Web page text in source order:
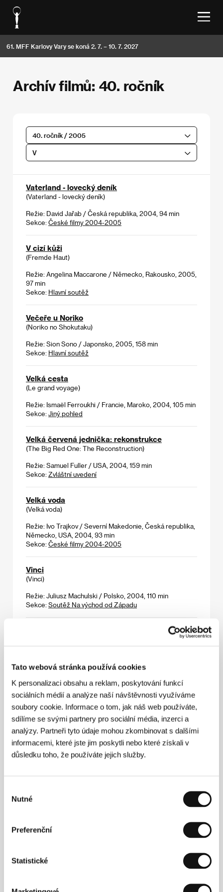
Tato webová stránka používá cookies
K personalizaci obsahu a reklam, poskytování funkcí
sociálních médií a analýze naší návštěvnosti využíváme
soubory cookie. Informace o tom, jak náš web používáte,
sdílíme se svými partnery pro sociální média, inzerci a
analýzy. Partneři tyto údaje mohou zkombinovat s dalšími
informacemi, které jste jim poskytli nebo které získali v
důsledku toho, že používáte jejich služby.
souhlasu
Nutné
Preferenční
Statistické
61. MFF Karlovy Vary se koná 2. 7. – 10. 7. 2027
Archív filmů: 40. ročník
40. ročník / 2005
V
Vaterland - lovecký deník
(Vaterland - lovecký deník)
Režie: David Jařab / Česká republika, 2004, 94 min
Sekce: České filmy 2004-2005
V cizí kůži
(Fremde Haut)
Režie: Angelina Maccarone / Německo, Rakousko, 2005,
97 min
Sekce: Hlavní soutěž
Večeře u Noriko
(Noriko no Shokutaku)
Režie: Sion Sono / Japonsko, 2005, 158 min
Sekce: Hlavní soutěž
Velká cesta
(Le grand voyage)
Režie: Ismaël Ferroukhi / Francie, Maroko, 2004, 105 min
Sekce: Jiný pohled
Velká červená jednička: rekonstrukce
(The Big Red One: The Reconstruction)
Režie: Samuel Fuller / USA, 2004, 159 min
Sekce: Zvláštní uvedení
Velká voda
(Velká voda)
Režie: Ivo Trajkov / Severní Makedonie, Česká republika,
Německo, USA, 2004, 93 min
Sekce: České filmy 2004-2005
Vinci
(Vinci)
Režie: Juliusz Machulski / Polsko, 2004, 110 min
Sekce: Soutěž Na východ od Západu
Sekce:Jiný pohled
Vlny
(Onde)
Režie: Francesco Fei / Itálie, 2004, 92 min
Jiný pohled
Volání řeky
(Panaghoy sa suba)